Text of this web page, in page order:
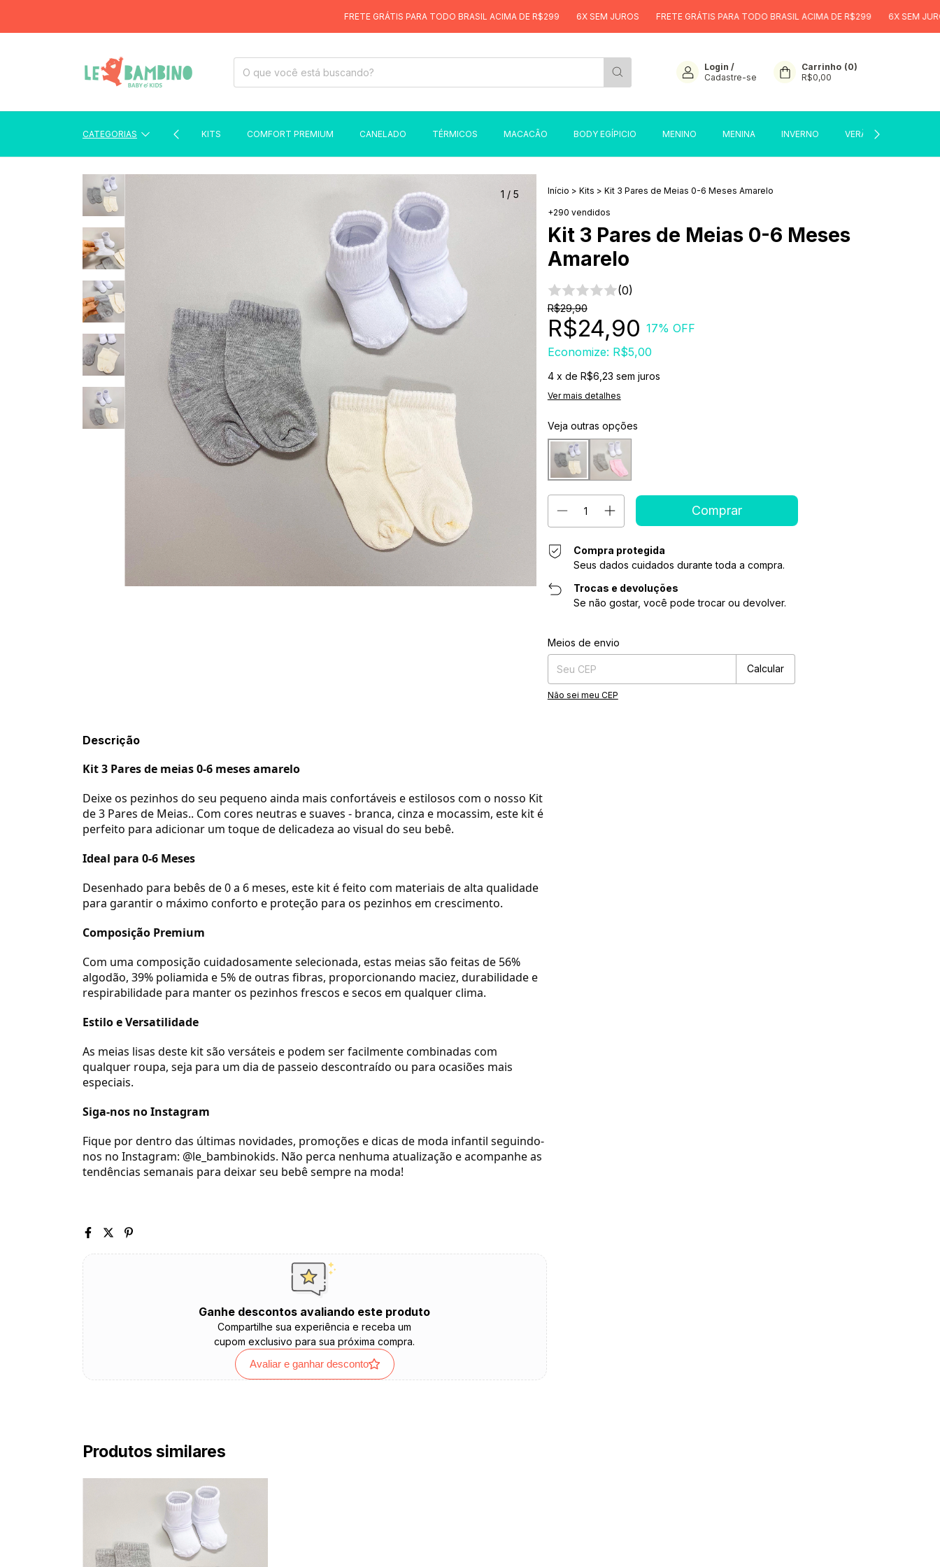
FRETE GRÁTIS PARA TODO BRASIL ACIMA DE R$299 6X SEM JUROS FRETE GRÁTIS PARA TODO BRASIL ACIMA DE R$299 6X SEM JUROS
Login /
Cadastre-se
Carrinho (0)
R$0,00
CATEGORIAS KITS COMFORT PREMIUM CANELADO TÉRMICOS MACACÃO BODY EGÍPICIO MENINO MENINA INVERNO VERÃO
1 / 5 Início > Kits > Kit 3 Pares de Meias 0-6 Meses Amarelo
+290 vendidos
Kit 3 Pares de Meias 0-6 Meses
Amarelo
(0)
R$29,90
R$24,90 17% OFF
Economize: R$5,00
4 x de R$6,23 sem juros
Ver mais detalhes
Veja outras opções
Compra protegida
Seus dados cuidados durante toda a compra.
Trocas e devoluções
Se não gostar, você pode trocar ou devolver.
Entregas para o CEP:
Meios de envio
Calcular
Não sei meu CEP
Descrição
Kit 3 Pares de meias 0-6 meses amarelo
Deixe os pezinhos do seu pequeno ainda mais confortáveis e estilosos com o nosso Kit
de 3 Pares de Meias.. Com cores neutras e suaves - branca, cinza e mocassim, este kit é
perfeito para adicionar um toque de delicadeza ao visual do seu bebê.
Ideal para 0-6 Meses
Desenhado para bebês de 0 a 6 meses, este kit é feito com materiais de alta qualidade
para garantir o máximo conforto e proteção para os pezinhos em crescimento.
Composição Premium
Com uma composição cuidadosamente selecionada, estas meias são feitas de 56%
algodão, 39% poliamida e 5% de outras fibras, proporcionando maciez, durabilidade e
respirabilidade para manter os pezinhos frescos e secos em qualquer clima.
Estilo e Versatilidade
As meias lisas deste kit são versáteis e podem ser facilmente combinadas com
qualquer roupa, seja para um dia de passeio descontraído ou para ocasiões mais
especiais.
Siga-nos no Instagram
Fique por dentro das últimas novidades, promoções e dicas de moda infantil seguindo-
nos no Instagram: @le_bambinokids. Não perca nenhuma atualização e acompanhe as
tendências semanais para deixar seu bebê sempre na moda!
Ganhe descontos avaliando este produto
Compartilhe sua experiência e receba um
cupom exclusivo para sua próxima compra.
Avaliar e ganhar desconto
Produtos similares